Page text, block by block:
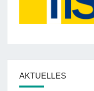
AKTUELLES